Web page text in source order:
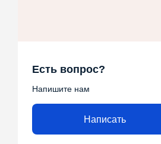
Есть вопрос?
Напишите нам
Написать